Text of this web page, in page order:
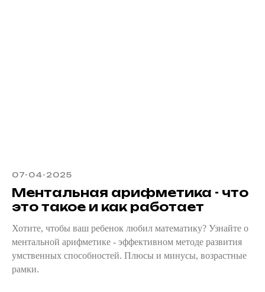
07-04-2025
Ментальная арифметика - что
это такое и как работает
Хотите, чтобы ваш ребенок любил математику? Узнайте о
ментальной арифметике - эффективном методе развития
умственных способностей. Плюсы и минусы, возрастные
рамки.